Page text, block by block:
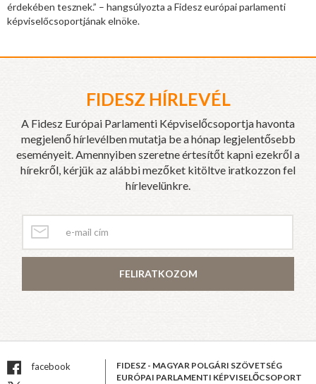
érdekében tesznek.” – hangsúlyozta a Fidesz európai parlamenti
képviselőcsoportjának elnöke.
FIDESZ HÍRLEVÉL
A Fidesz Európai Parlamenti Képviselőcsoportja havonta
megjelenő hírlevélben mutatja be a hónap legjelentősebb
eseményeit. Amennyiben szeretne értesítőt kapni ezekről a
hírekről, kérjük az alábbi mezőket kitöltve iratkozzon fel
hírlevelünkre.
FELIRATKOZOM
facebook
FIDESZ - MAGYAR POLGÁRI SZÖVETSÉG
EURÓPAI PARLAMENTI KÉPVISELŐCSOPORT